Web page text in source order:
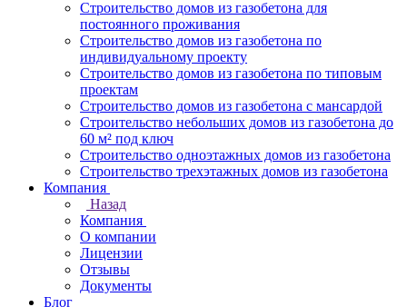
Строительство домов из газобетона для
постоянного проживания
Строительство домов из газобетона по
индивидуальному проекту
Строительство домов из газобетона по типовым
проектам
Строительство домов из газобетона с мансардой
Строительство небольших домов из газобетона до
60 м² под ключ
Строительство одноэтажных домов из газобетона
Строительство трехэтажных домов из газобетона
Компания
Назад
Компания
О компании
Лицензии
Отзывы
Документы
Блог